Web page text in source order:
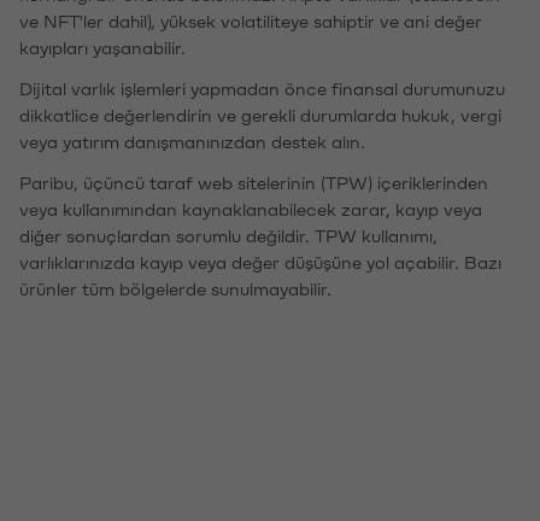
ve NFT'ler dahil), yüksek volatiliteye sahiptir ve ani değer
kayıpları yaşanabilir.
Dijital varlık işlemleri yapmadan önce finansal durumunuzu
dikkatlice değerlendirin ve gerekli durumlarda hukuk, vergi
veya yatırım danışmanınızdan destek alın.
Paribu, üçüncü taraf web sitelerinin (TPW) içeriklerinden
veya kullanımından kaynaklanabilecek zarar, kayıp veya
diğer sonuçlardan sorumlu değildir. TPW kullanımı,
varlıklarınızda kayıp veya değer düşüşüne yol açabilir. Bazı
ürünler tüm bölgelerde sunulmayabilir.